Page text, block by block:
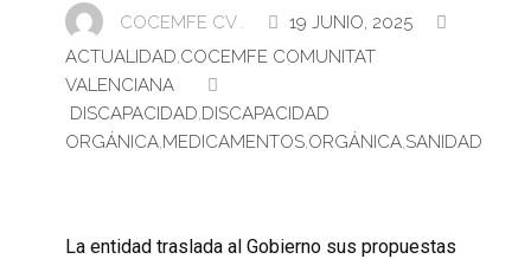
COCEMFE CV .
19 JUNIO, 2025
ACTUALIDAD,COCEMFE COMUNITAT
VALENCIANA
DISCAPACIDAD,DISCAPACIDAD
ORGÁNICA,MEDICAMENTOS,ORGÁNICA,SANIDAD
La entidad traslada al Gobierno sus propuestas